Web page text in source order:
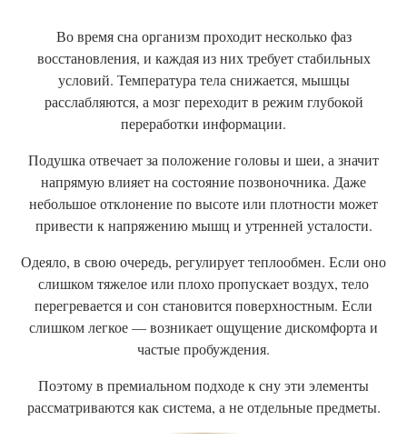
Во время сна организм проходит несколько фаз
восстановления, и каждая из них требует стабильных
условий. Температура тела снижается, мышцы
расслабляются, а мозг переходит в режим глубокой
переработки информации.
Подушка отвечает за положение головы и шеи, а значит
напрямую влияет на состояние позвоночника. Даже
небольшое отклонение по высоте или плотности может
привести к напряжению мышц и утренней усталости.
Одеяло, в свою очередь, регулирует теплообмен. Если оно
слишком тяжелое или плохо пропускает воздух, тело
перегревается и сон становится поверхностным. Если
слишком легкое — возникает ощущение дискомфорта и
частые пробуждения.
Поэтому в премиальном подходе к сну эти элементы
рассматриваются как система, а не отдельные предметы.